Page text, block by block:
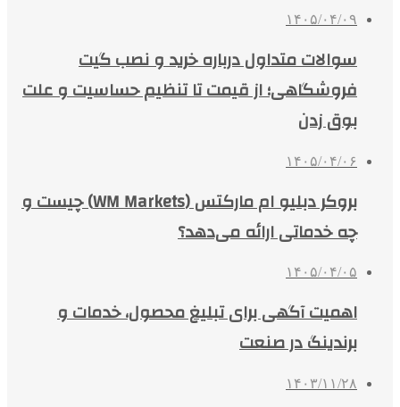
۱۴۰۵/۰۴/۰۹
سوالات متداول درباره خرید و نصب گیت
فروشگاهی؛ از قیمت تا تنظیم حساسیت و علت
بوق زدن
۱۴۰۵/۰۴/۰۶
بروکر دبلیو ام مارکتس (WM Markets) چیست و
چه خدماتی ارائه می‌دهد؟
۱۴۰۵/۰۴/۰۵
اهمیت آگهی برای تبلیغ محصول، خدمات و
برندینگ در صنعت
۱۴۰۳/۱۱/۲۸